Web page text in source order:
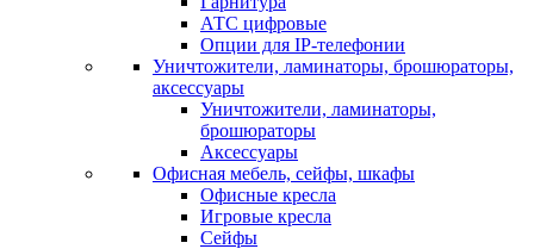
АТС цифровые
Опции для IP-телефонии
Уничтожители, ламинаторы, брошюраторы,
аксессуары
Уничтожители, ламинаторы,
брошюраторы
Аксессуары
Офисная мебель, сейфы, шкафы
Офисные кресла
Игровые кресла
Сейфы